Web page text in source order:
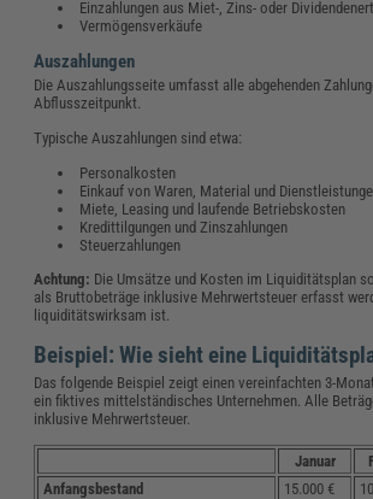
Einzahlungen aus Miet-, Zins- oder
Vermögensverkäufe
Auszahlungen
Die Auszahlungsseite umfasst alle abgehenden
Abflusszeitpunkt.
Typische Auszahlungen sind etwa:
Personalkosten
Einkauf von Waren, Material und
Miete, Leasing und laufende Betriebskosten
Kredittilgungen und Zinszahlungen
Steuerzahlungen
Achtung: Die Umsätze und Kosten im Liquiditätsplan
als Bruttobeträge inklusive Mehrwertsteuer erfasst
liquiditätswirksam ist.
Beispiel: Wie sieht eine
Das folgende Beispiel zeigt einen vereinfachten 3-
ein fiktives mittelständisches Unternehmen. Alle
inklusive Mehrwertsteuer.
Januar
Anfangsbestand
15.000 €